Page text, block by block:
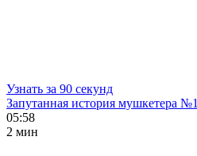
Узнать за 90 секунд
Запутанная история мушкетера №1
05:58
2 мин